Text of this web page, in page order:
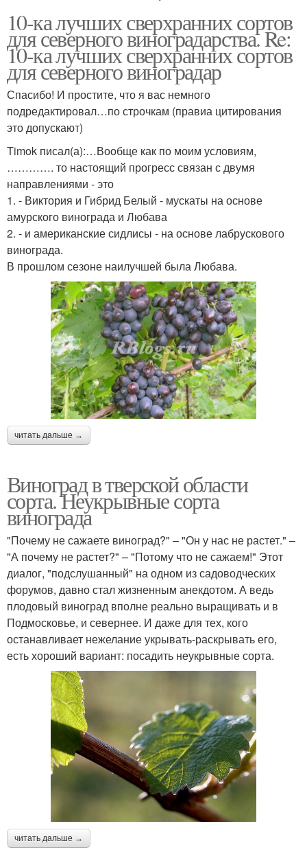
10-ка лучших сверхранних сортов
для северного виноградарства. Re:
10-ка лучших сверхранних сортов
для северного виноградар
Спасибо! И простите, что я вас немного
подредактировал…по строчкам (правиа цитирования
это допускают)
Timok писал(а):…Вообще как по моим условиям,
…………. то настоящий прогресс связан с двумя
направлениями - это
1. - Виктория и Гибрид Белый - мускаты на основе
амурского винограда и Любава
2. - и американские сидлисы - на основе лабрускового
винограда.
В прошлом сезоне наилучшей была Любава.
читать дальше →
Виноград в тверской области
сорта. Неукрывные сорта
винограда
"Почему не сажаете виноград?" – "Он у нас не растет." –
"А почему не растет?" – "Потому что не сажаем!" Этот
диалог, "подслушанный" на одном из садоводческих
форумов, давно стал жизненным анекдотом. А ведь
плодовый виноград вполне реально выращивать и в
Подмосковье, и севернее. И даже для тех, кого
останавливает нежелание укрывать-раскрывать его,
есть хороший вариант: посадить неукрывные сорта.
читать дальше →